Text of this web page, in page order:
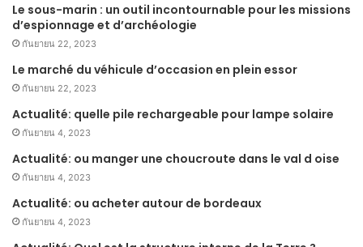
Le sous-marin : un outil incontournable pour les missions
d’espionnage et d’archéologie
กันยายน 22, 2023
Le marché du véhicule d’occasion en plein essor
กันยายน 22, 2023
Actualité: quelle pile rechargeable pour lampe solaire
กันยายน 4, 2023
Actualité: ou manger une choucroute dans le val d oise
กันยายน 4, 2023
Actualité: ou acheter autour de bordeaux
กันยายน 4, 2023